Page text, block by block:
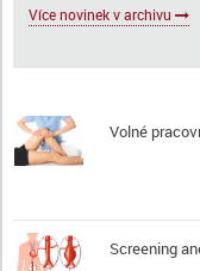
Více novinek v archivu
Volné
Screening